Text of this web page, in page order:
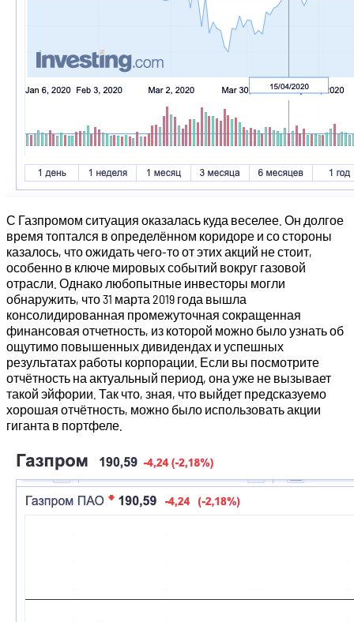
С Газпромом ситуация оказалась куда веселее. Он долгое
время топтался в определённом коридоре и со стороны
казалось, что ожидать чего-то от этих акций не стоит,
особенно в ключе мировых событий вокруг газовой
отрасли. Однако любопытные инвесторы могли
обнаружить, что 31 марта 2019 года вышла
консолидированная промежуточная сокращенная
финансовая отчетность, из которой можно было узнать об
ощутимо повышенных дивидендах и успешных
результатах работы корпорации. Если вы посмотрите
отчётность на актуальный период, она уже не вызывает
такой эйфории. Так что, зная, что выйдет предсказуемо
хорошая отчётность, можно было использовать акции
гиганта в портфеле.